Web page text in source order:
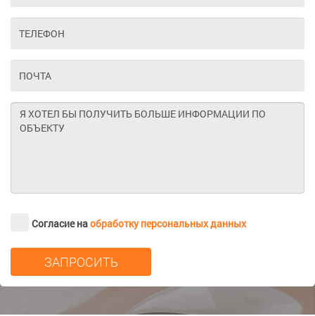
Согласие наобработку персональных данных